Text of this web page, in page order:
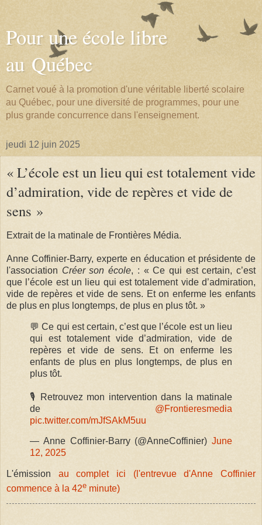
Pour une école libre
au Québec
Carnet voué à la promotion d'une véritable liberté scolaire
au Québec, pour une diversité de programmes, pour une
plus grande concurrence dans l'enseignement.
jeudi 12 juin 2025
« L’école est un lieu qui est totalement vide
d’admiration, vide de repères et vide de
sens »
Extrait de la matinale de Frontières Média.
Anne Coffinier-Barry, experte en éducation et présidente de
l'association Créer son école, : « Ce qui est certain, c’est
que l’école est un lieu qui est totalement vide d’admiration,
vide de repères et vide de sens. Et on enferme les enfants
de plus en plus longtemps, de plus en plus tôt. »
💬 Ce qui est certain, c’est que l’école est un lieu
qui est totalement vide d’admiration, vide de
repères et vide de sens. Et on enferme les
enfants de plus en plus longtemps, de plus en
plus tôt.
🎙 Retrouvez mon intervention dans la matinale
de @Frontieresmedia
pic.twitter.com/mJfSAkM5uu
— Anne Coffinier-Barry (@AnneCoffinier) June
12, 2025
L'émission au complet ici (l'entrevue d'Anne Coffinier
commence à la 42e minute)